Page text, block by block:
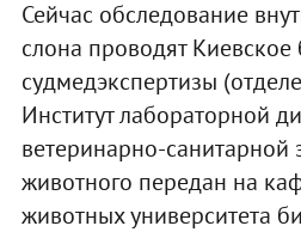
Сейчас обследование
слона проводят
судмедэкспертизы
Институт лабораторной
ветеринарно-санитарной
животного передан на
животных университета